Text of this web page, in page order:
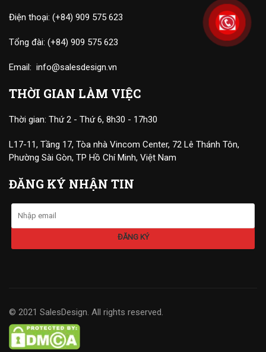
Điện thoại: (+84) 909 575 623
Tổng đài: (+84) 909 575 623
Email: info@salesdesign.vn
THỜI GIAN LÀM VIỆC
Thời gian: Thứ 2 - Thứ 6, 8h30 - 17h30
L17-11, Tầng 17, Tòa nhà Vincom Center, 72 Lê Thánh Tôn,
Phường Sài Gòn, TP Hồ Chí Minh, Việt Nam
ĐĂNG KÝ NHẬN TIN
© 2021 SalesDesign. All rights reserved.